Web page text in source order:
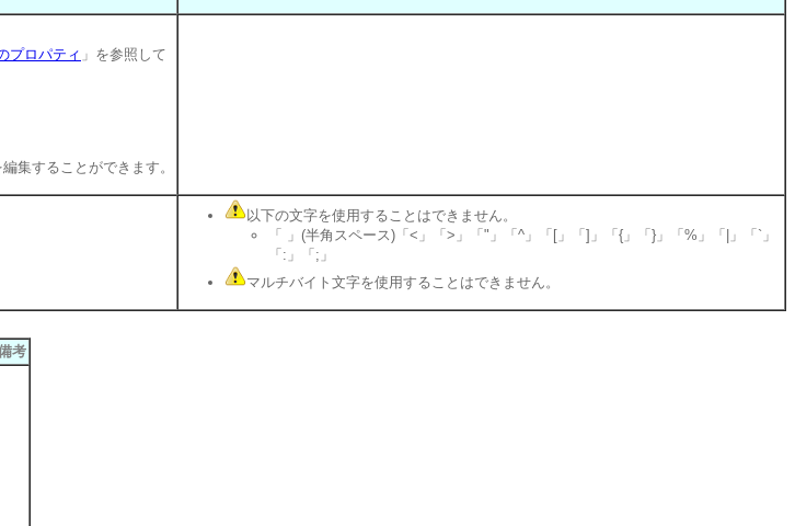
プロパティ 」を参照して
集することができます。
以下の文字を使用することはできません。
「 」(半角スペース)「<」「>」「"」「^」「[」「]」「{」「}」「%」「|」「`」
「:」「;」
マルチバイト文字を使用することはできません。
考